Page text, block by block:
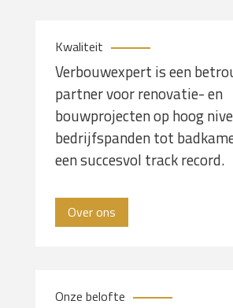
Kwaliteit
Verbouwexpert is een
partner voor renovatie- en
bouwprojecten op hoog
bedrijfspanden tot
een succesvol track record.
Over ons
Onze belofte